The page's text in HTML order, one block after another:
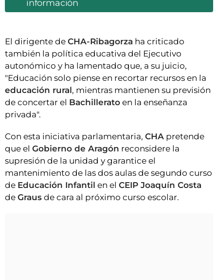
información
El dirigente de CHA-Ribagorza ha criticado
también la política educativa del Ejecutivo
autonómico y ha lamentado que, a su juicio,
"Educación solo piense en recortar recursos en la
educación rural, mientras mantienen su previsión
de concertar el Bachillerato en la enseñanza
privada".
Con esta iniciativa parlamentaria, CHA pretende
que el Gobierno de Aragón reconsidere la
supresión de la unidad y garantice el
mantenimiento de las dos aulas de segundo curso
de Educación Infantil en el CEIP Joaquín Costa
de Graus de cara al próximo curso escolar.